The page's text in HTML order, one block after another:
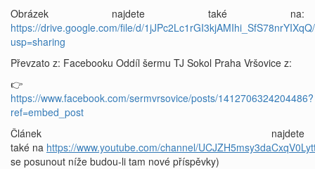
Obrázek najdete také na:
https://drive.google.com/file/d/
usp=sharing
Převzato z: Facebooku Oddíl šermu TJ Sokol Praha Vršovice z:
👉
https://www.facebook.com/sermvrsovice/posts/1412706324204486?
ref=embed_post
Článek najdete
také na https://www.youtube.com/channel/
se posunout níže budou-li tam nové příspěvky)